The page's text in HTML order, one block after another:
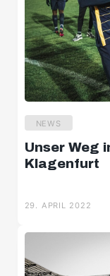
NEWS
Unser Weg
Klagenfurt
29. APRIL 2022